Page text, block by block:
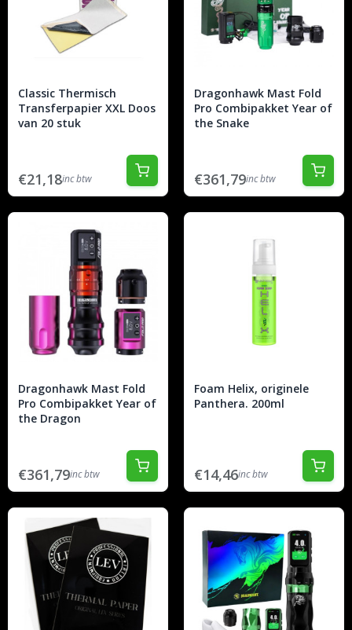
Classic Thermisch
Transferpapier XXL Doos
van 20 stuk
€21,18inc btw
Dragonhawk Mast Fold
Pro Combipakket Year of
the Snake
€361,79inc btw
Dragonhawk Mast Fold
Pro Combipakket Year of
the Dragon
€361,79inc btw
Foam Helix, originele
Panthera. 200ml
€14,46inc btw